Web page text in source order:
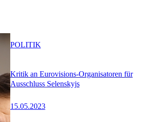
Kritik an Eurovisions-Organisatoren für
Ausschluss Selenskyjs
15.05.2023
POLITIK